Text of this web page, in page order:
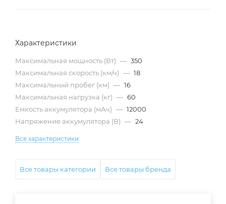
Характеристики
Максимальная мощность (Вт) — 350
Максимальная скорость (км/ч) — 18
Максимальный пробег (км) — 16
Максимальная нагрузка (кг) — 60
Емкость аккумулятора (мАч) — 12000
Напряжение аккумулятора (В) — 24
Все характеристики
Все товары категории Все товары бренда